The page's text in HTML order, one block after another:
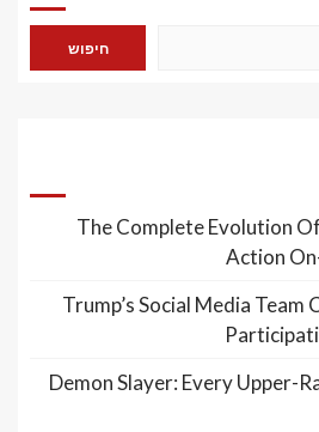
חיפוש
The Complete Evolution
Action
Trump’s Social Media Team
Demon Slayer: Every Upper-